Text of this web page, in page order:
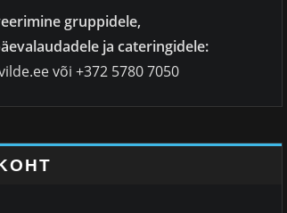
gruppidele,
ja cateringidele:
või +372 5780 7050